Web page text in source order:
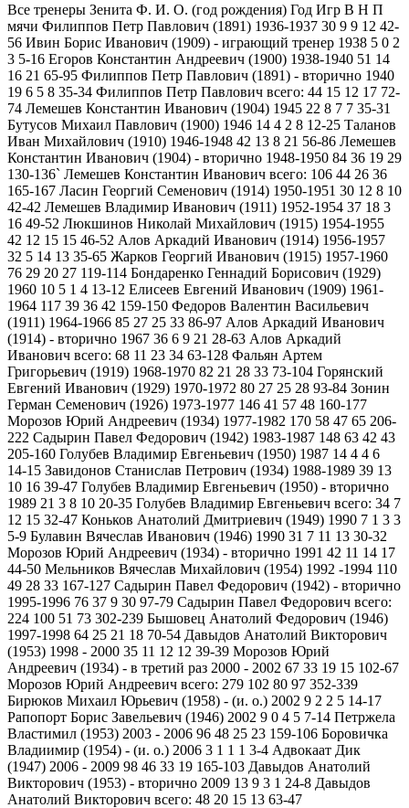
Все тренеры Зенита Ф. И. О. (год рождения) Год Игр В Н П
мячи Филиппов Петр Павлович (1891) 1936-1937 30 9 9 12 42-
56 Ивин Борис Иванович (1909) - играющий тренер 1938 5 0 2
3 5-16 Егоров Константин Андреевич (1900) 1938-1940 51 14
16 21 65-95 Филиппов Петр Павлович (1891) - вторично 1940
19 6 5 8 35-34 Филиппов Петр Павлович всего: 44 15 12 17 72-
74 Лемешев Константин Иванович (1904) 1945 22 8 7 7 35-31
Бутусов Михаил Павлович (1900) 1946 14 4 2 8 12-25 Таланов
Иван Михайлович (1910) 1946-1948 42 13 8 21 56-86 Лемешев
Константин Иванович (1904) - вторично 1948-1950 84 36 19 29
130-136` Лемешев Константин Иванович всего: 106 44 26 36
165-167 Ласин Георгий Семенович (1914) 1950-1951 30 12 8 10
42-42 Лемешев Владимир Иванович (1911) 1952-1954 37 18 3
16 49-52 Люкшинов Николай Михайлович (1915) 1954-1955
42 12 15 15 46-52 Алов Аркадий Иванович (1914) 1956-1957
32 5 14 13 35-65 Жарков Георгий Иванович (1915) 1957-1960
76 29 20 27 119-114 Бондаренко Геннадий Борисович (1929)
1960 10 5 1 4 13-12 Елисеев Евгений Иванович (1909) 1961-
1964 117 39 36 42 159-150 Федоров Валентин Васильевич
(1911) 1964-1966 85 27 25 33 86-97 Алов Аркадий Иванович
(1914) - вторично 1967 36 6 9 21 28-63 Алов Аркадий
Иванович всего: 68 11 23 34 63-128 Фальян Артем
Григорьевич (1919) 1968-1970 82 21 28 33 73-104 Горянский
Евгений Иванович (1929) 1970-1972 80 27 25 28 93-84 Зонин
Герман Семенович (1926) 1973-1977 146 41 57 48 160-177
Морозов Юрий Андреевич (1934) 1977-1982 170 58 47 65 206-
222 Садырин Павел Федорович (1942) 1983-1987 148 63 42 43
205-160 Голубев Владимир Евгеньевич (1950) 1987 14 4 4 6
14-15 Завидонов Станислав Петрович (1934) 1988-1989 39 13
10 16 39-47 Голубев Владимир Евгеньевич (1950) - вторично
1989 21 3 8 10 20-35 Голубев Владимир Евгеньевич всего: 34 7
12 15 32-47 Коньков Анатолий Дмитриевич (1949) 1990 7 1 3 3
5-9 Булавин Вячеслав Иванович (1946) 1990 31 7 11 13 30-32
Морозов Юрий Андреевич (1934) - вторично 1991 42 11 14 17
44-50 Мельников Вячеслав Михайлович (1954) 1992 -1994 110
49 28 33 167-127 Садырин Павел Федорович (1942) - вторично
1995-1996 76 37 9 30 97-79 Садырин Павел Федорович всего:
224 100 51 73 302-239 Бышовец Анатолий Федорович (1946)
1997-1998 64 25 21 18 70-54 Давыдов Анатолий Викторович
(1953) 1998 - 2000 35 11 12 12 39-39 Морозов Юрий
Андреевич (1934) - в третий раз 2000 - 2002 67 33 19 15 102-67
Морозов Юрий Андреевич всего: 279 102 80 97 352-339
Бирюков Михаил Юрьевич (1958) - (и. о.) 2002 9 2 2 5 14-17
Рапопорт Борис Завельевич (1946) 2002 9 0 4 5 7-14 Петржела
Властимил (1953) 2003 - 2006 96 48 25 23 159-106 Боровичка
Владиимир (1954) - (и. о.) 2006 3 1 1 1 3-4 Адвокаат Дик
(1947) 2006 - 2009 98 46 33 19 165-103 Давыдов Анатолий
Викторович (1953) - вторично 2009 13 9 3 1 24-8 Давыдов
Анатолий Викторович всего: 48 20 15 13 63-47